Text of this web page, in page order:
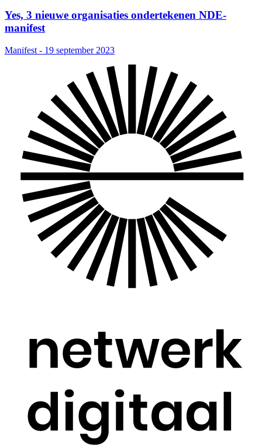
Yes, 3 nieuwe organisaties ondertekenen NDE-
manifest
Manifest - 19 september 2023